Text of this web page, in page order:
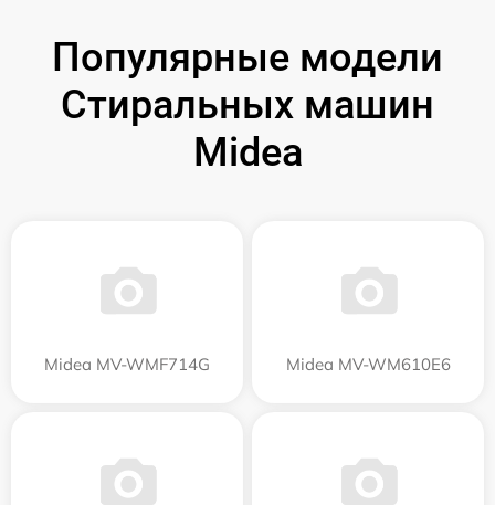
Популярные модели
Стиральных машин
Midea
Midea MV-WMF714G Midea MV-WM610E6